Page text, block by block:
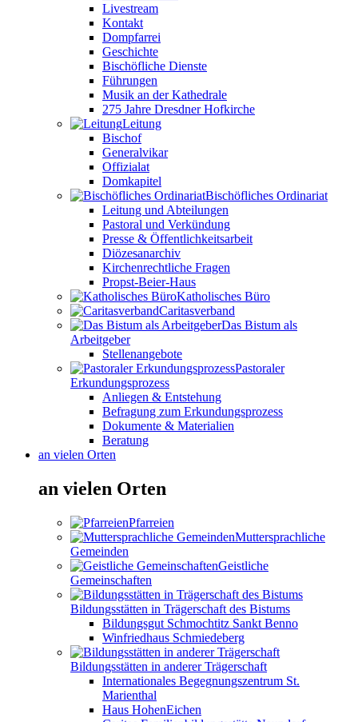
Livestream
Kontakt
Dompfarrei
Geschichte
Bischöfliche Dienste
Führungen
Musik an der Kathedrale
275 Jahre Dresdner Hofkirche
Leitung
Bischof
Generalvikar
Offizialat
Domkapitel
Bischöfliches Ordinariat
Leitung und Abteilungen
Pastoral und Verkündung
Presse & Öffentlichkeitsarbeit
Diözesanarchiv
Kirchenrechtliche Fragen
Propst-Beier-Haus
Katholisches Büro
Caritasverband
Das Bistum als
Arbeitgeber
Stellenangebote
Pastoraler
Erkundungsprozess
Anliegen & Entstehung
Befragung zum Erkundungsprozess
Dokumente & Materialien
Beratung
an vielen Orten
an vielen Orten
Pfarreien
Muttersprachliche
Gemeinden
Geistliche
Gemeinschaften
Bildungsstätten in Trägerschaft des Bistums
Bildungsgut Schmochtitz Sankt Benno
Winfriedhaus Schmiedeberg
Bildungsstätten in anderer Trägerschaft
Internationales Begegnungszentrum St.
Marienthal
Haus HohenEichen